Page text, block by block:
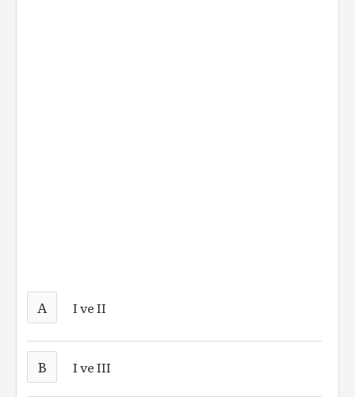
A I ve II
B I ve III